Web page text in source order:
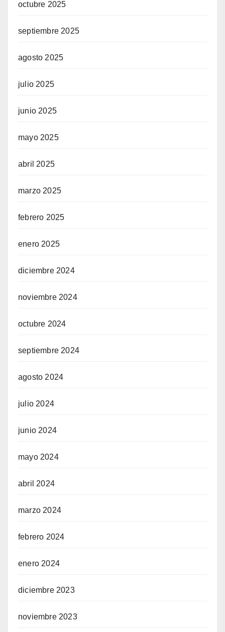
octubre 2025
septiembre 2025
agosto 2025
julio 2025
junio 2025
mayo 2025
abril 2025
marzo 2025
febrero 2025
enero 2025
diciembre 2024
noviembre 2024
octubre 2024
septiembre 2024
agosto 2024
julio 2024
junio 2024
mayo 2024
abril 2024
marzo 2024
febrero 2024
enero 2024
diciembre 2023
noviembre 2023